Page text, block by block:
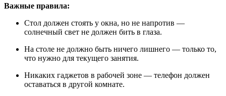
Важные правила:
Стол должен стоять у окна, но не напротив —
солнечный свет не должен бить в глаза.
На столе не должно быть ничего лишнего — только то,
что нужно для текущего занятия.
Никаких гаджетов в рабочей зоне — телефон должен
оставаться в другой комнате.